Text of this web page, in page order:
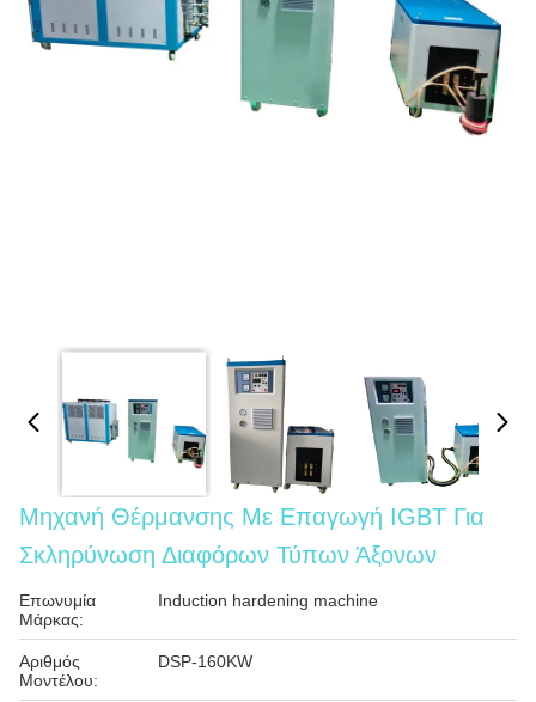
Μηχανή Θέρμανσης Με Επαγωγή IGBT Για
Σκληρύνωση Διαφόρων Τύπων Άξονων
Επωνυμία
Μάρκας:
Induction hardening machine
Αριθμός
Μοντέλου:
DSP-160KW